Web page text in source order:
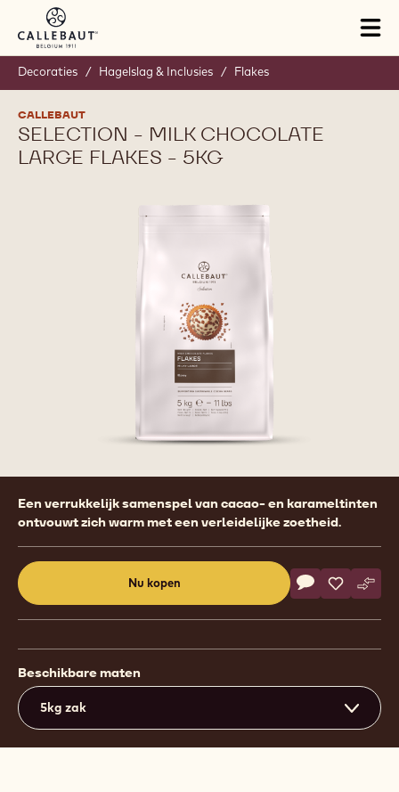
Skip to main content
Decoraties / Hagelslag & Inclusies / Flakes
CALLEBAUT
SELECTION - MILK CHOCOLATE
LARGE FLAKES - 5KG
Product
information
Een verrukkelijk samenspel van cacao- en karameltinten
ontvouwt zich warm met een verleidelijke zoetheid.
Nu kopen
a
window)
Actions
Schrijf een
- Callebaut
Opslaan
- -
Beschikbare maten
5kg zak